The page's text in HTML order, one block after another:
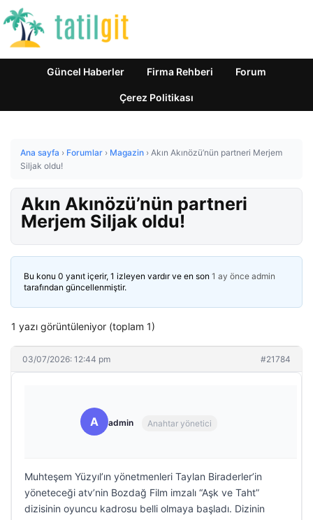
Güncel Haberler Firma Rehberi Forum
Çerez Politikası
Ana sayfa › Forumlar › Magazin › Akın Akınözü’nün partneri Merjem
Siljak oldu!
Akın Akınözü’nün partneri
Merjem Siljak oldu!
Bu konu 0 yanıt içerir, 1 izleyen vardır ve en son 1 ay önce admin
tarafından güncellenmiştir.
1 yazı görüntüleniyor (toplam 1)
03/07/2026: 12:44 pm #21784
A admin Anahtar yönetici
Muhteşem Yüzyıl’ın yönetmenleri Taylan Biraderler’in
yöneteceği atv’nin Bozdağ Film imzalı “Aşk ve Taht”
dizisinin oyuncu kadrosu belli olmaya başladı. Dizinin